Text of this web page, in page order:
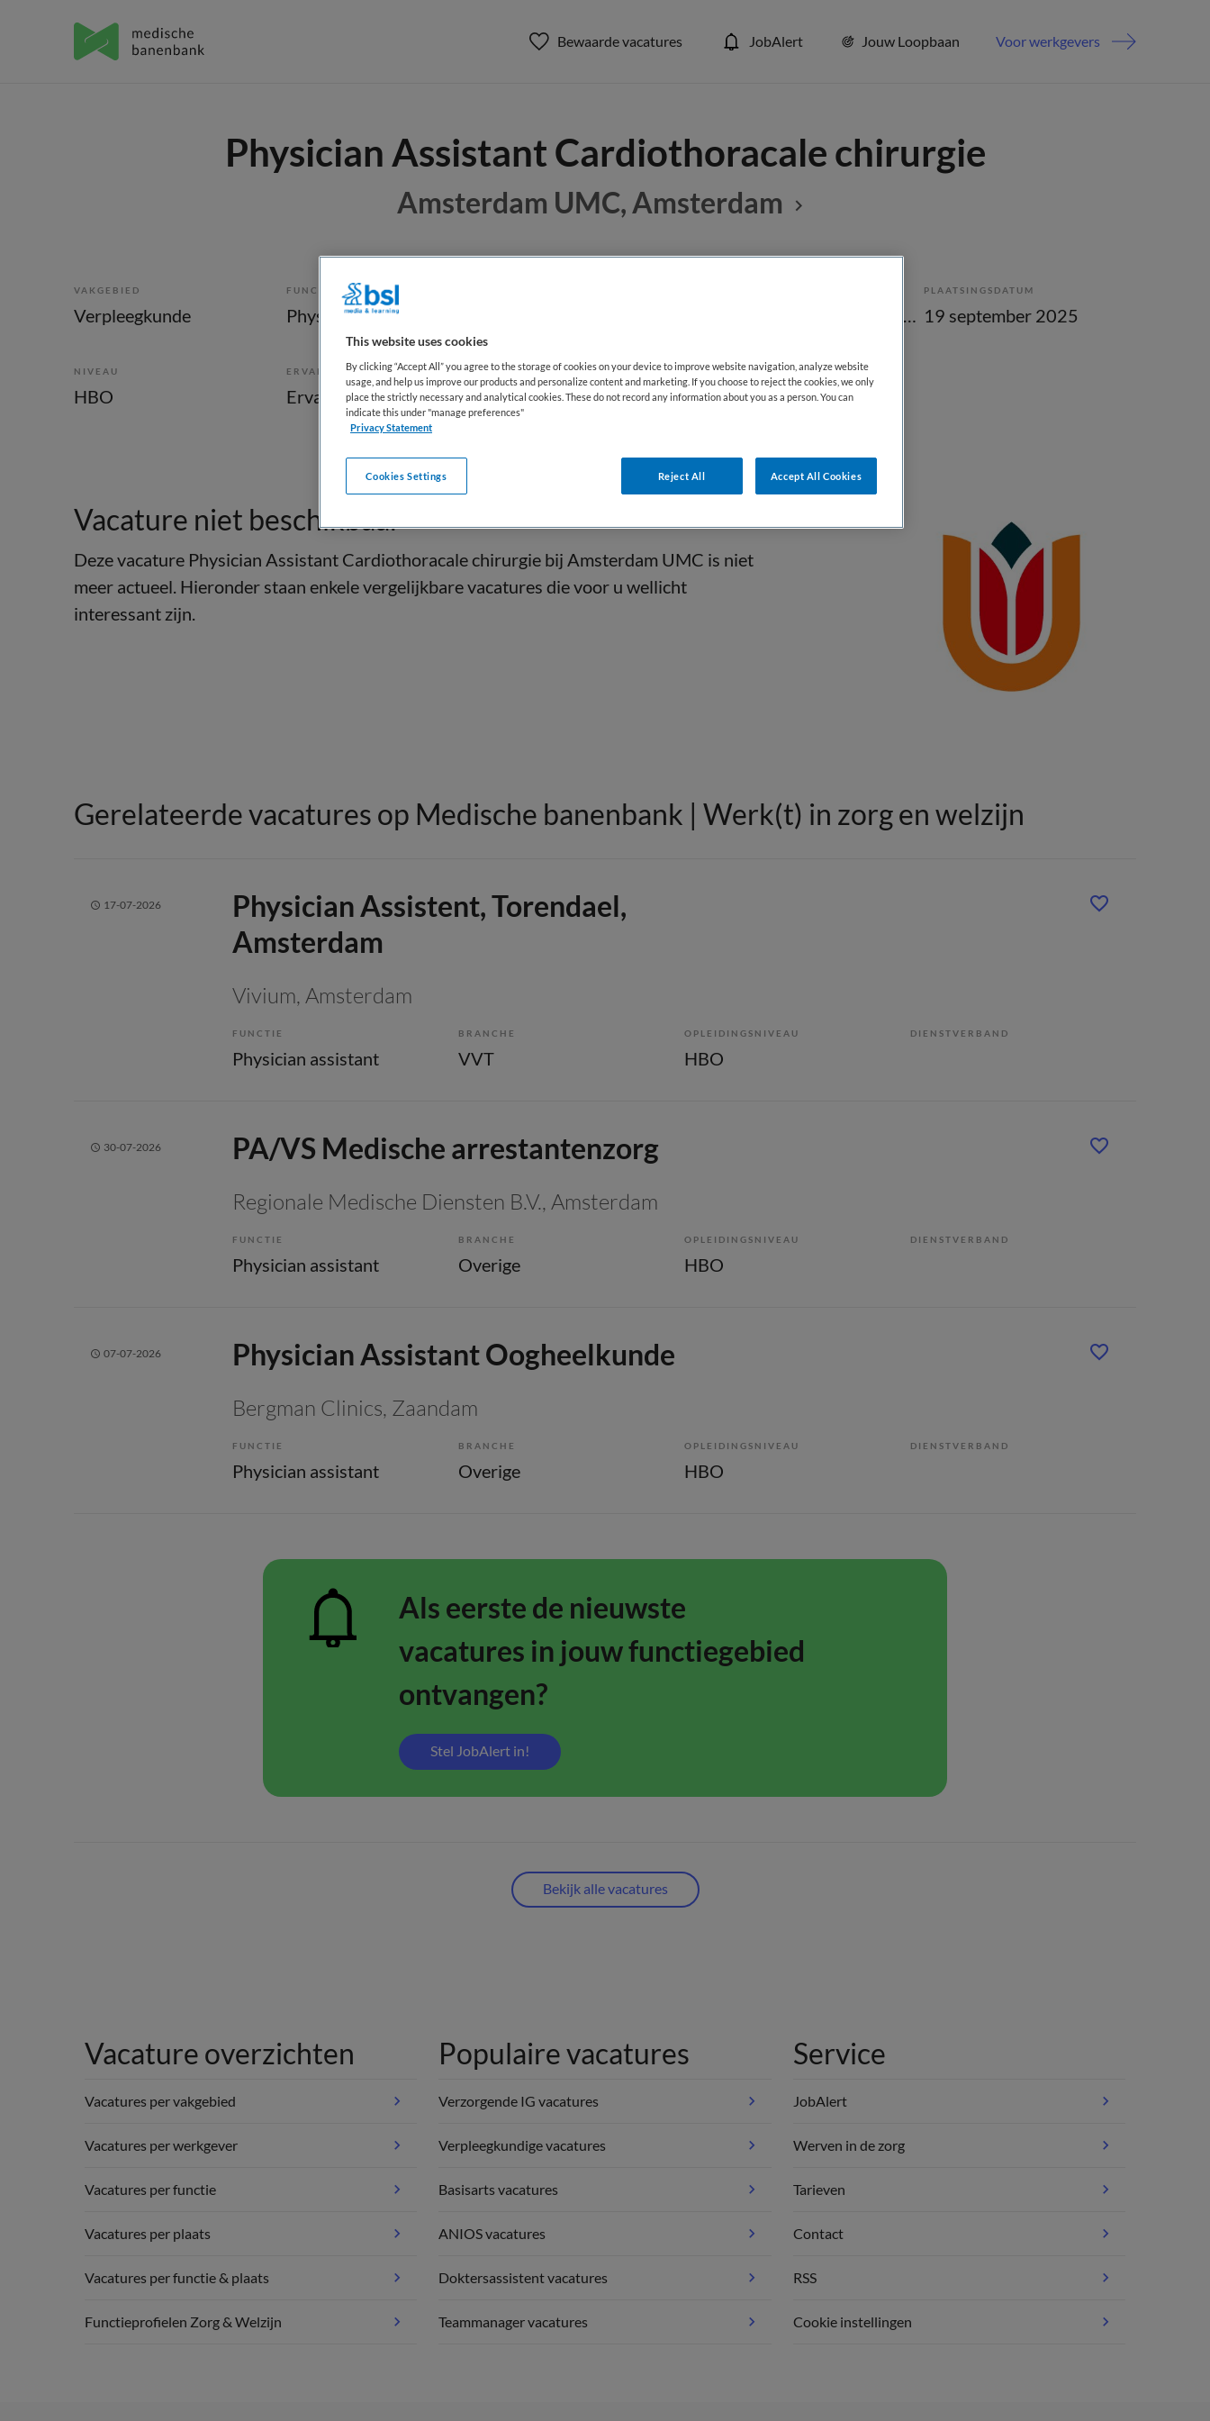
Bewaarde vacatures JobAlert Jouw Loopbaan Voor werkgevers
Physician Assistant Cardiothoracale chirurgie
Amsterdam UMC, Amsterdam
VAKGEBIED
Verpleegkunde
FUNCTIE
Physician assistant Tijdelijk met uitzicht op vast
PLAATSINGSDATUM
19 september 2025
NIVEAU
HBO
ERVARING
Ervaren
DIENSTVERBAND
Fulltime
Vacature niet beschikbaar
Deze vacature Physician Assistant Cardiothoracale chirurgie bij Amsterdam UMC is niet
meer actueel. Hieronder staan enkele vergelijkbare vacatures die voor u wellicht
interessant zijn.
Gerelateerde vacatures op Medische banenbank | Werk(t) in zorg en welzijn
17-07-2026
Physician Assistent, Torendael,
Amsterdam
Vivium, Amsterdam
FUNCTIE
Physician assistant
BRANCHE
VVT
OPLEIDINGSNIVEAU
HBO
DIENSTVERBAND
30-07-2026 PA/VS Medische arrestantenzorg
Regionale Medische Diensten B.V., Amsterdam
FUNCTIE
Physician assistant
BRANCHE
Overige
OPLEIDINGSNIVEAU
HBO
DIENSTVERBAND
07-07-2026 Physician Assistant Oogheelkunde
Bergman Clinics, Zaandam
FUNCTIE
Physician assistant
BRANCHE
Overige
OPLEIDINGSNIVEAU
HBO
DIENSTVERBAND
Als eerste de nieuwste
vacatures in jouw functiegebied
ontvangen?
Stel JobAlert in!
Bekijk alle vacatures
Vacature overzichten
Vacatures per vakgebied
Vacatures per werkgever
Vacatures per functie
Vacatures per plaats
Vacatures per functie & plaats
Functieprofielen Zorg & Welzijn
Populaire vacatures
Verzorgende IG vacatures
Verpleegkundige vacatures
Basisarts vacatures
ANIOS vacatures
Doktersassistent vacatures
Teammanager vacatures
Service
JobAlert
Werven in de zorg
Tarieven
Contact
RSS
Cookie instellingen
This website uses cookies
By clicking “Accept All” you agree to the storage of cookies on your device to improve website navigation, analyze website
usage, and help us improve our products and personalize content and marketing. If you choose to reject the cookies, we only
place the strictly necessary and analytical cookies. These do not record any information about you as a person. You can
indicate this under "manage preferences"
Privacy Statement
Reject All Accept All Cookies
Cookies Settings